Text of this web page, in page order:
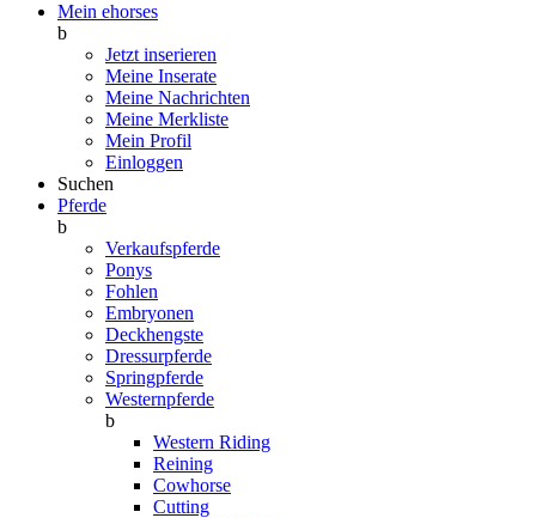
Mein ehorses
b
Jetzt inserieren
Meine Inserate
Meine Nachrichten
Meine Merkliste
Mein Profil
Einloggen
Suchen
Pferde
b
Verkaufspferde
Ponys
Fohlen
Embryonen
Deckhengste
Dressurpferde
Springpferde
Westernpferde
b
Western Riding
Reining
Cowhorse
Cutting